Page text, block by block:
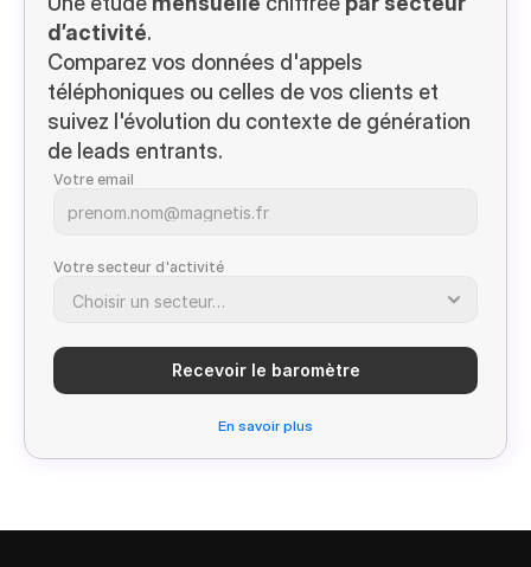
d’activité.
Comparez vos données d'appels
téléphoniques ou celles de vos clients et
suivez l'évolution du contexte de génération
de leads entrants.
Votre email
Votre secteur d'activité
Recevoir le baromètre
En savoir plus